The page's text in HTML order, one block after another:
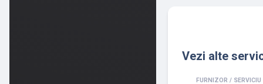
Vezi alte
FURNIZOR / SERVICIU